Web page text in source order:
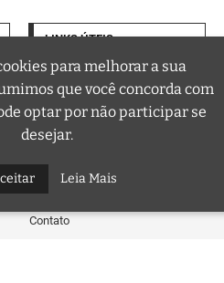
LINKS ÚTEIS
Termos de Uso
Política de Privacidade
Podcasts
Reservados a Curta FM
Contato
para melhorar a sua
que você concorda com
optar por não participar se
desejar.
Leia Mais